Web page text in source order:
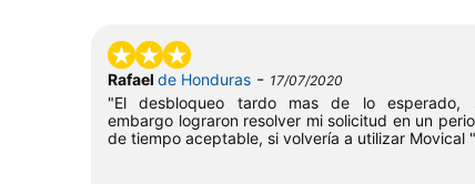
Rafael de Honduras - 17/07/2020
"El desbloqueo tardo mas de lo esperado,
embargo lograron resolver mi solicitud en un
de tiempo aceptable, si volvería a utilizar Movical "